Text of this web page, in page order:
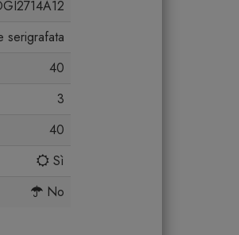
serigrafata
40
3
40
Sì
No